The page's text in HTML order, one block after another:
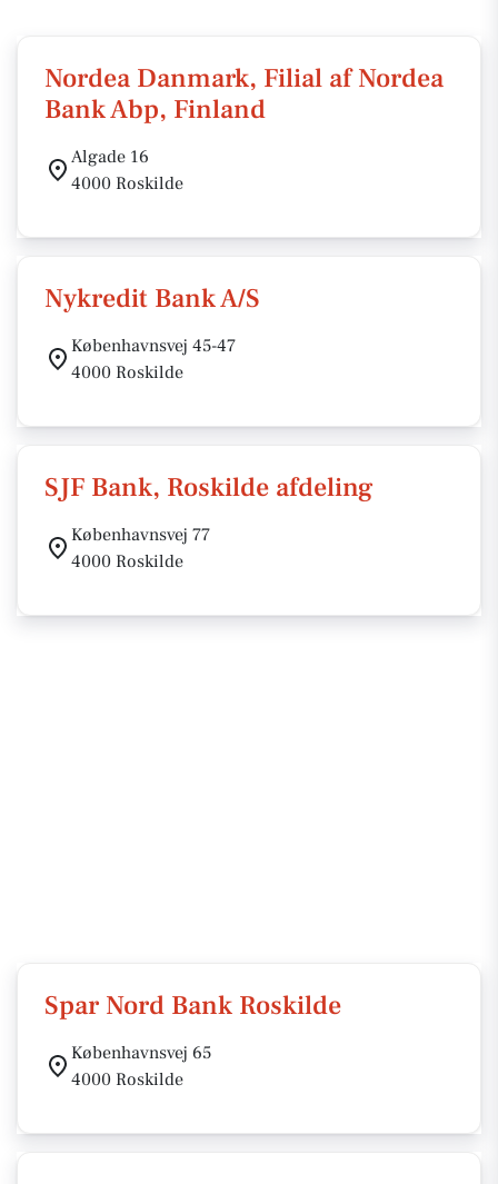
Nordea Danmark, Filial af Nordea
Bank Abp, Finland
Algade 16
4000 Roskilde
Nykredit Bank A/S
Københavnsvej 45-47
4000 Roskilde
SJF Bank, Roskilde afdeling
Københavnsvej 77
4000 Roskilde
Spar Nord Bank Roskilde
Københavnsvej 65
4000 Roskilde